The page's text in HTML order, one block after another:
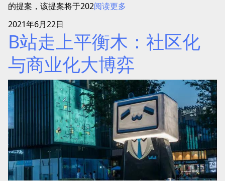
的提案，该提案将于202阅读更多
2021年6月22日
B站走上平衡木：社区化
与商业化大博弈